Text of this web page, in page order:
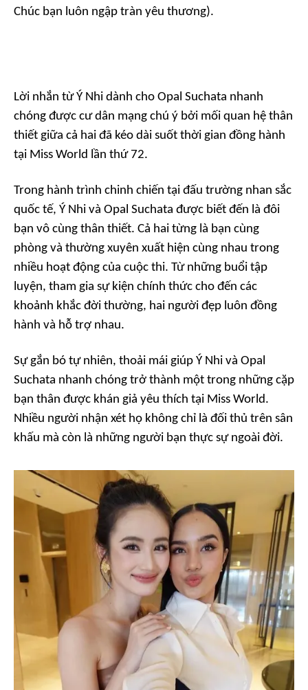
Chúc bạn luôn ngập tràn yêu thương).
Lời nhắn từ Ý Nhi dành cho Opal Suchata nhanh
chóng được cư dân mạng chú ý bởi mối quan hệ thân
thiết giữa cả hai đã kéo dài suốt thời gian đồng hành
tại Miss World lần thứ 72.
Trong hành trình chinh chiến tại đấu trường nhan sắc
quốc tế, Ý Nhi và Opal Suchata được biết đến là đôi
bạn vô cùng thân thiết. Cả hai từng là bạn cùng
phòng và thường xuyên xuất hiện cùng nhau trong
nhiều hoạt động của cuộc thi. Từ những buổi tập
luyện, tham gia sự kiện chính thức cho đến các
khoảnh khắc đời thường, hai người đẹp luôn đồng
hành và hỗ trợ nhau.
Sự gắn bó tự nhiên, thoải mái giúp Ý Nhi và Opal
Suchata nhanh chóng trở thành một trong những cặp
bạn thân được khán giả yêu thích tại Miss World.
Nhiều người nhận xét họ không chỉ là đối thủ trên sân
khấu mà còn là những người bạn thực sự ngoài đời.